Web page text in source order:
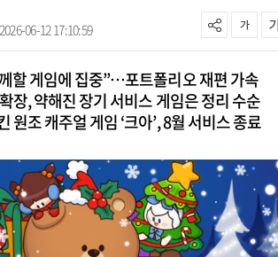
06-12 17:10:59
할 게임에 집중”…포트폴리오 재편 가속
장, 약해진 장기 서비스 게임은 정리 수순
원조 캐주얼 게임 ‘크아’, 8월 서비스 종료